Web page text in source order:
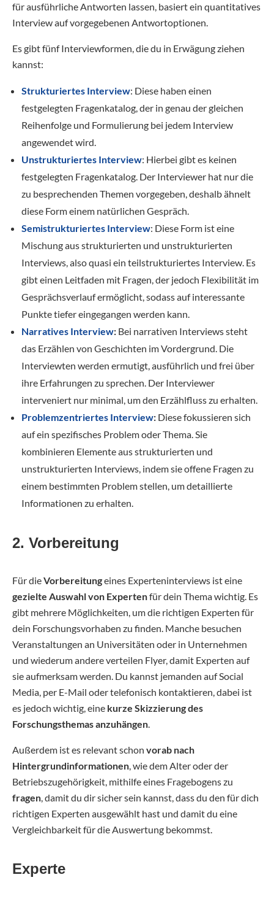
für ausführliche Antworten lassen, basiert ein quantitatives
Interview auf vorgegebenen Antwortoptionen.
Es gibt fünf Interviewformen, die du in Erwägung ziehen
kannst:
Strukturiertes Interview: Diese haben einen
festgelegten Fragenkatalog, der in genau der gleichen
Reihenfolge und Formulierung bei jedem Interview
angewendet wird.
Unstrukturiertes Interview: Hierbei gibt es keinen
festgelegten Fragenkatalog. Der Interviewer hat nur die
zu besprechenden Themen vorgegeben, deshalb ähnelt
diese Form einem natürlichen Gespräch.
Semistrukturiertes Interview: Diese Form ist eine
Mischung aus strukturierten und unstrukturierten
Interviews, also quasi ein teilstrukturiertes Interview. Es
gibt einen Leitfaden mit Fragen, der jedoch Flexibilität im
Gesprächsverlauf ermöglicht, sodass auf interessante
Punkte tiefer eingegangen werden kann.
Narratives Interview: Bei narrativen Interviews steht
das Erzählen von Geschichten im Vordergrund. Die
Interviewten werden ermutigt, ausführlich und frei über
ihre Erfahrungen zu sprechen. Der Interviewer
interveniert nur minimal, um den Erzählfluss zu erhalten.
Problemzentriertes Interview: Diese fokussieren sich
auf ein spezifisches Problem oder Thema. Sie
kombinieren Elemente aus strukturierten und
unstrukturierten Interviews, indem sie offene Fragen zu
einem bestimmten Problem stellen, um detaillierte
Informationen zu erhalten.
2. Vorbereitung
Für dieVorbereitungeines Experteninterviews ist eine
gezielte Auswahl von Expertenfür dein Thema wichtig. Es
gibt mehrere Möglichkeiten, um die richtigen Experten für
dein Forschungsvorhaben zu finden. Manche besuchen
Veranstaltungen an Universitäten oder in Unternehmen
und wiederum andere verteilen Flyer, damit Experten auf
sie aufmerksam werden. Du kannst jemanden auf Social
Media, per E-Mail oder telefonisch kontaktieren, dabei ist
es jedoch wichtig, eine kurze Skizzierung des
Forschungsthemas anzuhängen.
Außerdem ist es relevant schon vorab nach
Hintergrundinformationen, wie dem Alter oder der
Betriebszugehörigkeit, mithilfe eines Fragebogens zu
fragen, damit du dir sicher sein kannst, dass du den für dich
richtigen Experten ausgewählt hast und damit du eine
Vergleichbarkeit für die Auswertung bekommst.
Experte